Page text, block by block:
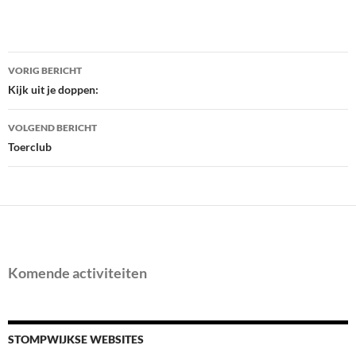
Bericht
navigatie
VORIG BERICHT
Kijk uit je doppen:
VOLGEND BERICHT
Toerclub
Komende activiteiten
STOMPWIJKSE WEBSITES